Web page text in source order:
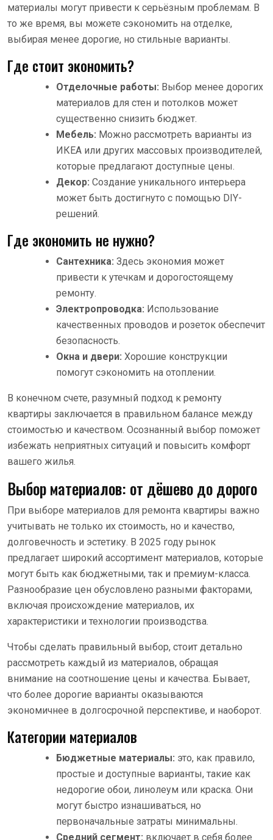
материалы могут привести к серьёзным проблемам. В
то же время, вы можете сэкономить на отделке,
выбирая менее дорогие, но стильные варианты.
Где стоит экономить?
Отделочные работы: Выбор менее дорогих
материалов для стен и потолков может
существенно снизить бюджет.
Мебель: Можно рассмотреть варианты из
ИКЕА или других массовых производителей,
которые предлагают доступные цены.
Декор: Создание уникального интерьера
может быть достигнуто с помощью DIY-
решений.
Где экономить не нужно?
Сантехника: Здесь экономия может
привести к утечкам и дорогостоящему
ремонту.
Электропроводка: Использование
качественных проводов и розеток обеспечит
безопасность.
Окна и двери: Хорошие конструкции
помогут сэкономить на отоплении.
В конечном счете, разумный подход к ремонту
квартиры заключается в правильном балансе между
стоимостью и качеством. Осознанный выбор поможет
избежать неприятных ситуаций и повысить комфорт
вашего жилья.
Выбор материалов: от дёшево до дорого
При выборе материалов для ремонта квартиры важно
учитывать не только их стоимость, но и качество,
долговечность и эстетику. В 2025 году рынок
предлагает широкий ассортимент материалов, которые
могут быть как бюджетными, так и премиум-класса.
Разнообразие цен обусловлено разными факторами,
включая происхождение материалов, их
характеристики и технологии производства.
Чтобы сделать правильный выбор, стоит детально
рассмотреть каждый из материалов, обращая
внимание на соотношение цены и качества. Бывает,
что более дорогие варианты оказываются
экономичнее в долгосрочной перспективе, и наоборот.
Категории материалов
Бюджетные материалы: это, как правило,
простые и доступные варианты, такие как
недорогие обои, линолеум или краска. Они
могут быстро изнашиваться, но
первоначальные затраты минимальны.
Средний сегмент: включает в себя более